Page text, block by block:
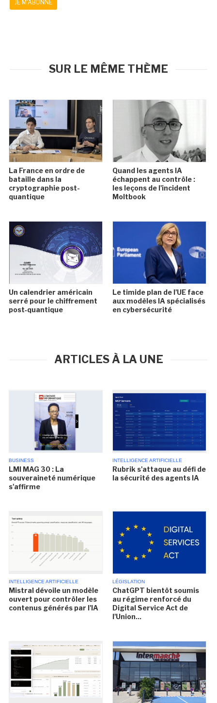
JE M'ABONNE
SUR LE MÊME THÈME
La France en ordre de
bataille dans la
cryptographie post-
quantique
Quand les agents IA
échappent au contrôle :
les leçons de l'incident
Moltbook
Un calendrier américain
serré pour le chiffrement
post‑quantique
Le timide plan de l'UE face
aux modèles IA spécialisés
en cybersécurité
ARTICLES À LA UNE
BUSINESS
LMI MAG 30 : La
souveraineté numérique
s'affirme
INTELLIGENCE ARTIFICIELLE
Rubrik s'attaque au défi de
la sécurité des agents IA
INTELLIGENCE ARTIFICIELLE
Mistral dévoile un modèle
ouvert pour contrôler les
contenus générés par l'IA
LÉGISLATION
ChatGPT bientôt soumis
au régime renforcé du
Digital Service Act de
l'Union...